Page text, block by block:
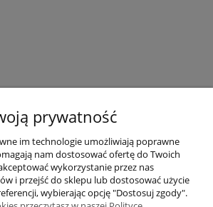
Pomoc
Moje konto
prywatność
im technologie umożliwiają poprawne
nam dostosować ofertę do Twoich
wykorzystanie przez nas
i przejść do sklepu lub dostosować użycie
wybierając opcję "Dostosuj zgody".